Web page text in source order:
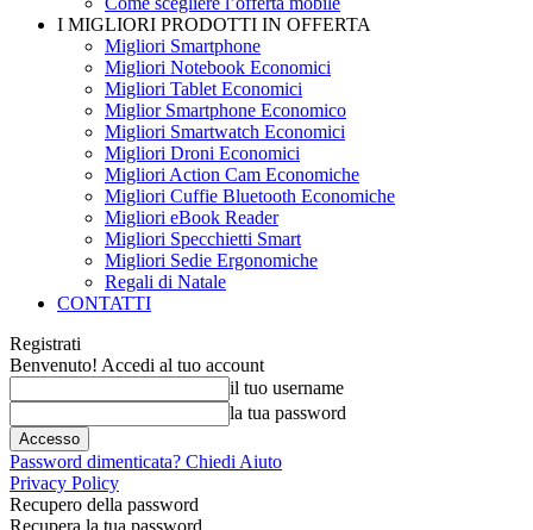
I MIGLIORI PRODOTTI IN OFFERTA
Migliori Smartphone
Migliori Notebook Economici
Migliori Tablet Economici
Miglior Smartphone Economico
Migliori Smartwatch Economici
Migliori Droni Economici
Migliori Action Cam Economiche
Migliori Cuffie Bluetooth Economiche
Migliori eBook Reader
Migliori Specchietti Smart
Migliori Sedie Ergonomiche
Regali di Natale
CONTATTI
Registrati
Benvenuto! Accedi al tuo account
il tuo username
la tua password
Password dimenticata? Chiedi Aiuto
Privacy Policy
Recupero della password
Recupera la tua password